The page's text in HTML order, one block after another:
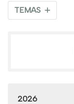
TEMAS
2026